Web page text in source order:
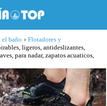
el baño › Flotadores y
ligeros, antideslizantes,
para nadar, zapatos acuaticos,